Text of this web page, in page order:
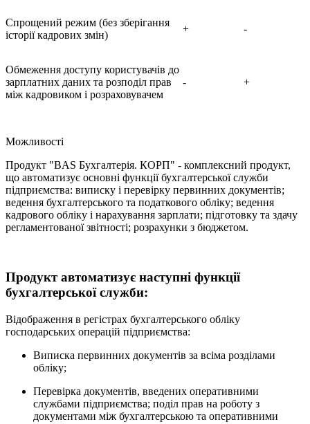
Спрощений режим (без зберігання
історії кадрових змін)
+ -
Обмеження доступу користувачів до
зарплатних даних та розподіл прав
між кадровиком і розраховувачем
- +
Можливості
Продукт "BAS Бухгалтерія. КОРП" - комплексний продукт,
що автоматизує основні функції бухгалтерської служби
підприємства: виписку і перевірку первинних документів;
ведення бухгалтерського та податкового обліку; ведення
кадрового обліку і нарахування зарплати; підготовку та здачу
регламентованої звітності; розрахунки з бюджетом.
Продукт автоматизує наступні функції
бухгалтерської служби:
Відображення в регістрах бухгалтерського обліку
господарських операцій підприємства:
Виписка первинних документів за всіма розділами
обліку;
Перевірка документів, введених оперативними
службами підприємства; поділ прав на роботу з
документами між бухгалтерською та оперативними